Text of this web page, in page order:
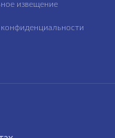
извещение